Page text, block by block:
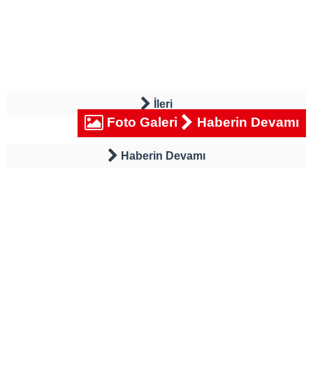
İleri
Foto Galeri Haberin Devamı
Haberin Devamı